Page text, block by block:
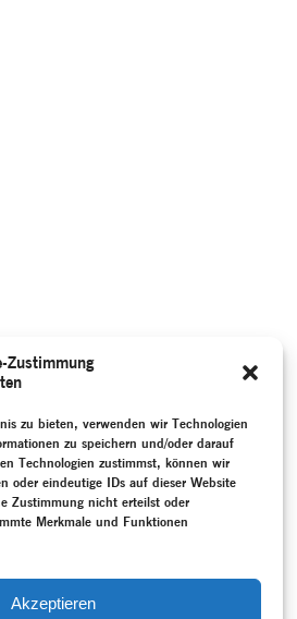
Zustimmung
zu bieten, verwenden wir Technologien
zu speichern und/oder darauf
Technologien zustimmst, können wir
oder eindeutige IDs auf dieser Website
Zustimmung nicht erteilst oder
Merkmale und Funktionen
Akzeptieren